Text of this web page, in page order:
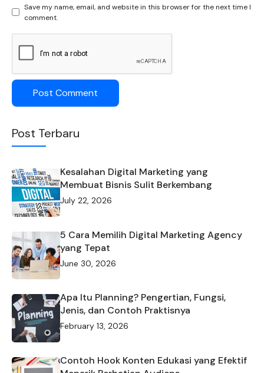
Save my name, email, and website in this browser for the next time I
comment.
Post Terbaru
Kesalahan Digital Marketing yang
Membuat Bisnis Sulit Berkembang
July 22, 2026
5 Cara Memilih Digital Marketing Agency
yang Tepat
June 30, 2026
Apa Itu Planning? Pengertian, Fungsi,
Jenis, dan Contoh Praktisnya
February 13, 2026
Contoh Hook Konten Edukasi yang Efektif